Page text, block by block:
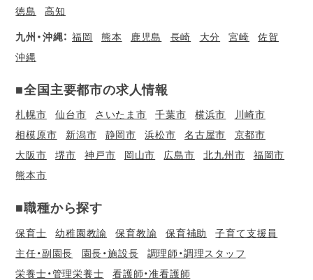
徳島
高知
九州・沖縄： 福岡 熊本 鹿児島 長崎 大分 宮崎
佐賀
沖縄
■全国主要都市の求人情報
札幌市 仙台市 さいたま市 千葉市 横浜市
川崎市
相模原市
新潟市 静岡市 浜松市 名古屋市
京都市
大阪市
堺市 神戸市 岡山市 広島市 北九州市
福岡市
熊本市
■職種から探す
保育士 幼稚園教諭 保育教諭 保育補助
子育て支援員
主任・副園長
園長・施設長
調理師・調理スタッフ
栄養士・管理栄養士
看護師・准看護師